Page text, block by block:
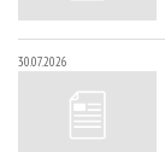
30.07.2026